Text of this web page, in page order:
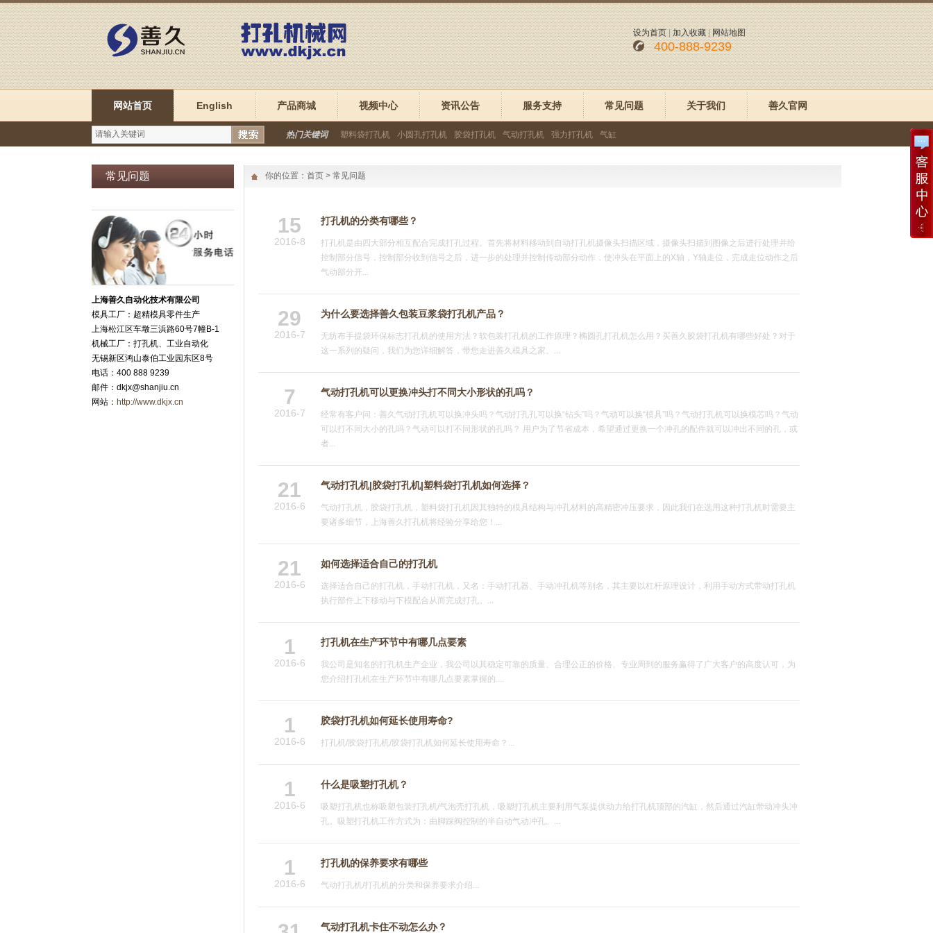
设为首页|加入收藏|网站地图
400-888-9239
网站首页 English 产品商城 视频中心 资讯公告 服务支持 常见问题 关于我们 善久官网
热门关键词 塑料袋打孔机 小圆孔打孔机 胶袋打孔机 气动打孔机 强力打孔机 气缸
常见问题
上海善久自动化技术有限公司
模具工厂：超精模具零件生产
上海松江区车墩三浜路60号7幢B-1
机械工厂：打孔机、工业自动化
无锡新区鸿山泰伯工业园东区8号
电话：400 888 9239
邮件： dkjx@shanjiu.cn
网站： http://www.dkjx.cn
你的位置： 首页 > 常见问题
15
2016-8
打孔机的分类有哪些？
打孔机是由四大部分相互配合完成打孔过程。首先将材料移动到自动打孔机摄像头扫描区域，摄像头扫描到图像之后进行处理并给
控制部分信号，控制部分收到信号之后，进一步的处理并控制传动部分动作，使冲头在平面上的X轴，Y轴走位，完成走位动作之后
气动部分开...
29
2016-7
为什么要选择善久包装豆浆袋打孔机产品？
无纺布手提袋环保标志打孔机的使用方法？软包装打孔机的工作原理？椭圆孔打孔机怎么用？买善久胶袋打孔机有哪些好处？对于
这一系列的疑问，我们为您详细解答，带您走进善久模具之家。...
7
2016-7
气动打孔机可以更换冲头打不同大小形状的孔吗？
经常有客户问：善久气动打孔机可以换冲头吗？气动打孔孔可以换“钻头”吗？气动可以换“模具”吗？气动打孔机可以换模芯吗？气动
可以打不同大小的孔吗？气动可以打不同形状的孔吗？ 用户为了节省成本，希望通过更换一个冲孔的配件就可以冲出不同的孔，或
者...
21
2016-6
气动打孔机|胶袋打孔机|塑料袋打孔机如何选择？
气动打孔机，胶袋打孔机，塑料袋打孔机因其独特的模具结构与冲孔材料的高精密冲压要求，因此我们在选用这种打孔机时需要主
要诸多细节，上海善久打孔机将经验分享给您！...
21
2016-6
如何选择适合自己的打孔机
选择适合自己的打孔机，手动打孔机，又名：手动打孔器、手动冲孔机等别名，其主要以杠杆原理设计，利用手动方式带动打孔机
执行部件上下移动与下模配合从而完成打孔。...
1
2016-6
打孔机在生产环节中有哪几点要素
我公司是知名的打孔机生产企业，我公司以其稳定可靠的质量、合理公正的价格、专业周到的服务赢得了广大客户的高度认可，为
您介绍打孔机在生产环节中有哪几点要素掌握的....
1
2016-6
胶袋打孔机如何延长使用寿命?
打孔机/胶袋打孔机/胶袋打孔机如何延长使用寿命？...
1
2016-6
什么是吸塑打孔机？
吸塑打孔机也称吸塑包装打孔机/气泡壳打孔机，吸塑打孔机主要利用气泵提供动力给打孔机顶部的汽缸，然后通过汽缸带动冲头冲
孔。吸塑打孔机工作方式为：由脚踩阀控制的半自动气动冲孔。...
1
2016-6
打孔机的保养要求有哪些
气动打孔机/打孔机的分类和保养要求介绍...
气动打孔机卡住不动怎么办？